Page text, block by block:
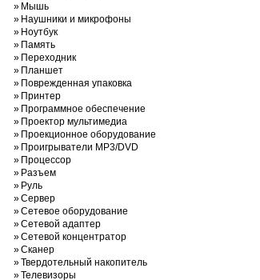
» Мышь
» Наушники и микрофоны
» Ноутбук
» Память
» Переходник
» Планшет
» Поврежденная упаковка
» Принтер
» Программное обеспечение
» Проектор мультимедиа
» Проекционное оборудование
» Проигрыватели MP3/DVD
» Процессор
» Разъем
» Руль
»Сервер
»Сетевое оборудование
»Сетевой адаптер
»Сетевой концентратор
»Сканер
»Твердотельный накопитель
»Телевизоры